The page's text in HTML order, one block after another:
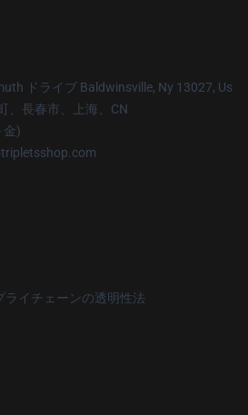
ドライブ Baldwinsville, Ny 13027, Us
、長春市、上海、CN
金)
ライチェーンの透明性法